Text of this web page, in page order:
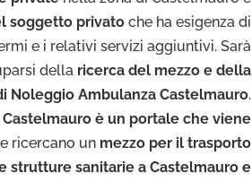
soggetto privatoche ha esigenza di
e i relativi servizi aggiuntivi. Sarà
dellaricerca del mezzo e della
Noleggio Ambulanza Castelmauro.
è un portale che viene
ricercano un mezzo per il trasporto
strutture sanitarie a Castelmauro e